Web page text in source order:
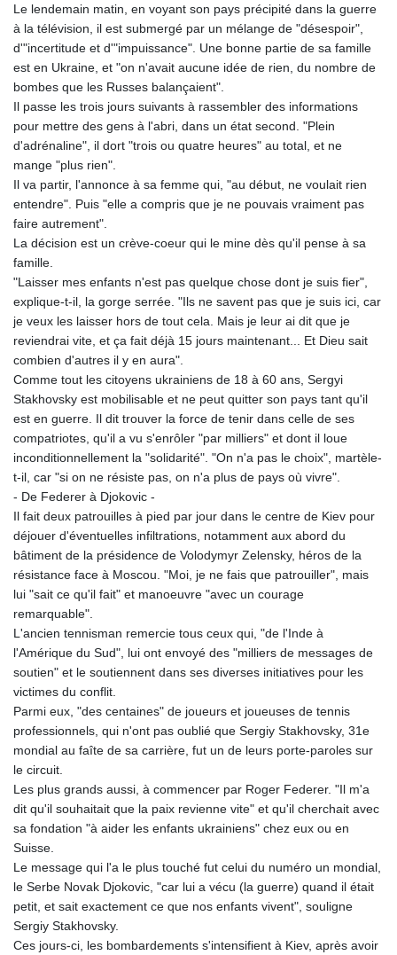
Le lendemain matin, en voyant son pays précipité dans la guerre
à la télévision, il est submergé par un mélange de "désespoir",
d'"incertitude et d'"impuissance". Une bonne partie de sa famille
est en Ukraine, et "on n'avait aucune idée de rien, du nombre de
bombes que les Russes balançaient".
Il passe les trois jours suivants à rassembler des informations
pour mettre des gens à l'abri, dans un état second. "Plein
d'adrénaline", il dort "trois ou quatre heures" au total, et ne
mange "plus rien".
Il va partir, l'annonce à sa femme qui, "au début, ne voulait rien
entendre". Puis "elle a compris que je ne pouvais vraiment pas
faire autrement".
La décision est un crève-coeur qui le mine dès qu'il pense à sa
famille.
"Laisser mes enfants n'est pas quelque chose dont je suis fier",
explique-t-il, la gorge serrée. "Ils ne savent pas que je suis ici, car
je veux les laisser hors de tout cela. Mais je leur ai dit que je
reviendrai vite, et ça fait déjà 15 jours maintenant... Et Dieu sait
combien d'autres il y en aura".
Comme tout les citoyens ukrainiens de 18 à 60 ans, Sergyi
Stakhovsky est mobilisable et ne peut quitter son pays tant qu'il
est en guerre. Il dit trouver la force de tenir dans celle de ses
compatriotes, qu'il a vu s'enrôler "par milliers" et dont il loue
inconditionnellement la "solidarité". "On n'a pas le choix", martèle-
t-il, car "si on ne résiste pas, on n'a plus de pays où vivre".
- De Federer à Djokovic -
Il fait deux patrouilles à pied par jour dans le centre de Kiev pour
déjouer d'éventuelles infiltrations, notamment aux abord du
bâtiment de la présidence de Volodymyr Zelensky, héros de la
résistance face à Moscou. "Moi, je ne fais que patrouiller", mais
lui "sait ce qu'il fait" et manoeuvre "avec un courage
remarquable".
L'ancien tennisman remercie tous ceux qui, "de l'Inde à
l'Amérique du Sud", lui ont envoyé des "milliers de messages de
soutien" et le soutiennent dans ses diverses initiatives pour les
victimes du conflit.
Parmi eux, "des centaines" de joueurs et joueuses de tennis
professionnels, qui n'ont pas oublié que Sergiy Stakhovsky, 31e
mondial au faîte de sa carrière, fut un de leurs porte-paroles sur
le circuit.
Les plus grands aussi, à commencer par Roger Federer. "Il m'a
dit qu'il souhaitait que la paix revienne vite" et qu'il cherchait avec
sa fondation "à aider les enfants ukrainiens" chez eux ou en
Suisse.
Le message qui l'a le plus touché fut celui du numéro un mondial,
le Serbe Novak Djokovic, "car lui a vécu (la guerre) quand il était
petit, et sait exactement ce que nos enfants vivent", souligne
Sergiy Stakhovsky.
Ces jours-ci, les bombardements s'intensifient à Kiev, après avoir